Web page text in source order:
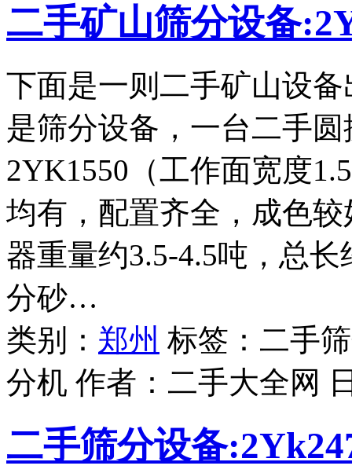
二手矿山筛分设备
下面是一则二手矿山设
是筛分设备，一台二手
2YK1550（工作面宽度
均有，配置齐全，成色
器重量约3.5-4.5吨，总
分砂…
类别： 郑州 标签：二手
分机 作者： 二手大全网
二手筛分设备